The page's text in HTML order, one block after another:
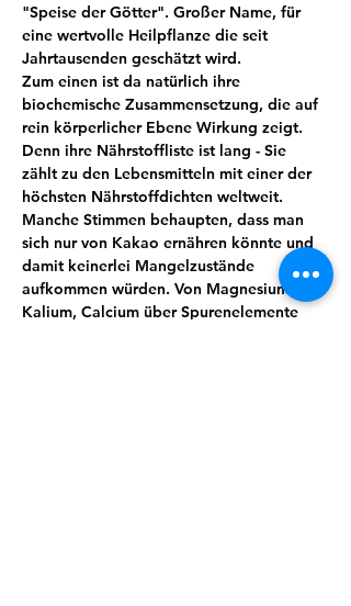
"Speise der Götter". Großer Name, für
eine wertvolle Heilpflanze die seit
Jahrtausenden geschätzt wird.
Zum einen ist da natürlich ihre
biochemische Zusammensetzung, die auf
rein körperlicher Ebene Wirkung zeigt.
Denn ihre Nährstoffliste ist lang - Sie
zählt zu den Lebensmitteln mit einer der
höchsten Nährstoffdichten weltweit.
Manche Stimmen behaupten, dass man
sich nur von Kakao ernähren könnte und
damit keinerlei Mangelzustände
aufkommen würden. Von Magnesium,
Kalium, Calcium über Spurenelemente